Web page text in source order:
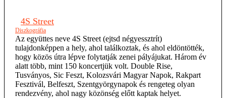
4S Street
Diszkográfia
Az együttes neve 4S Street (ejtsd négyessztrít)
tulajdonképpen a hely, ahol találkoztak, és ahol eldöntötték,
hogy közös útra lépve folytatják zenei pályájukat. Három év
alatt több, mint 150 koncertjük volt. Double Rise,
Tusványos, Sic Feszt, Kolozsvári Magyar Napok, Rakpart
Fesztivál, Belfeszt, Szentgyörgynapok és rengeteg olyan
rendezvény, ahol nagy közönség előtt kaptak helyet.